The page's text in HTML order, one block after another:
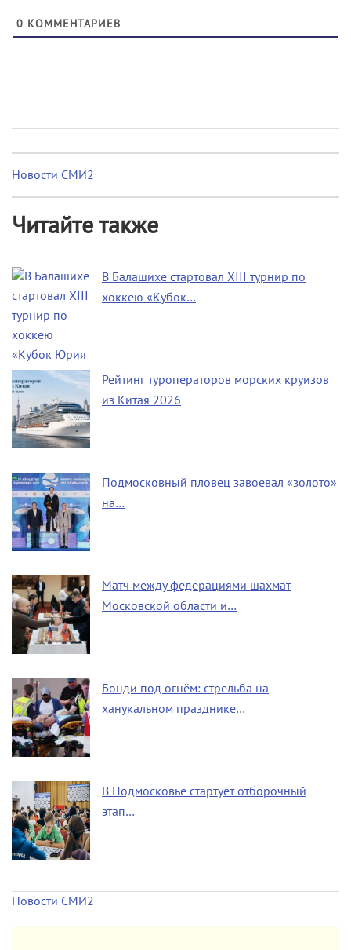
0 КОММЕНТАРИЕВ
Новости СМИ2
Читайте также
В Балашихе стартовал XIII турнир по
хоккею «Кубок…
Рейтинг туроператоров морских круизов
из Китая 2026
Подмосковный пловец завоевал «золото»
на…
Матч между федерациями шахмат
Московской области и…
Бонди под огнём: стрельба на
ханукальном празднике…
В Подмосковье стартует отборочный
этап…
Новости СМИ2